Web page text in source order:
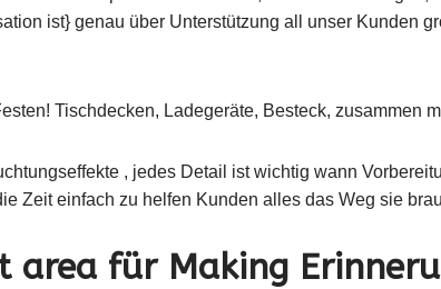
ist} genau über Unterstützung all unser Kunden
Tischdecken, Ladegeräte, Besteck, zusammen
, jedes Detail ist wichtig wann
Zeit einfach zu helfen Kunden alles das Weg sie
area für Making